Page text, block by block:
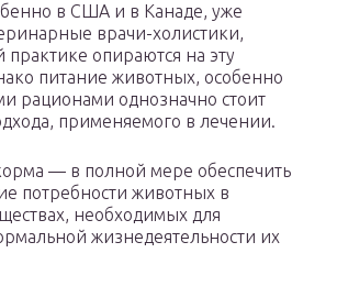
в США и в Канаде, уже
врачи-холистики,
практике опираются на эту
питание животных, особенно
рационами однозначно стоит
применяемого в лечении.
— в полной мере обеспечить
потребности животных в
необходимых для
жизнедеятельности их